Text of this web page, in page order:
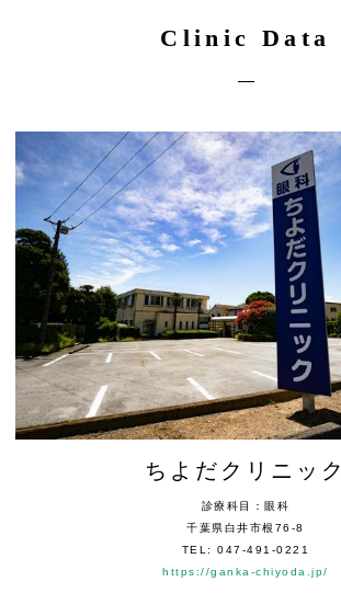
Clinic Data
ちよだクリニック
診療科目：眼科
千葉県白井市根76-8
TEL: 047-491-0221
https://ganka-chiyoda.jp/